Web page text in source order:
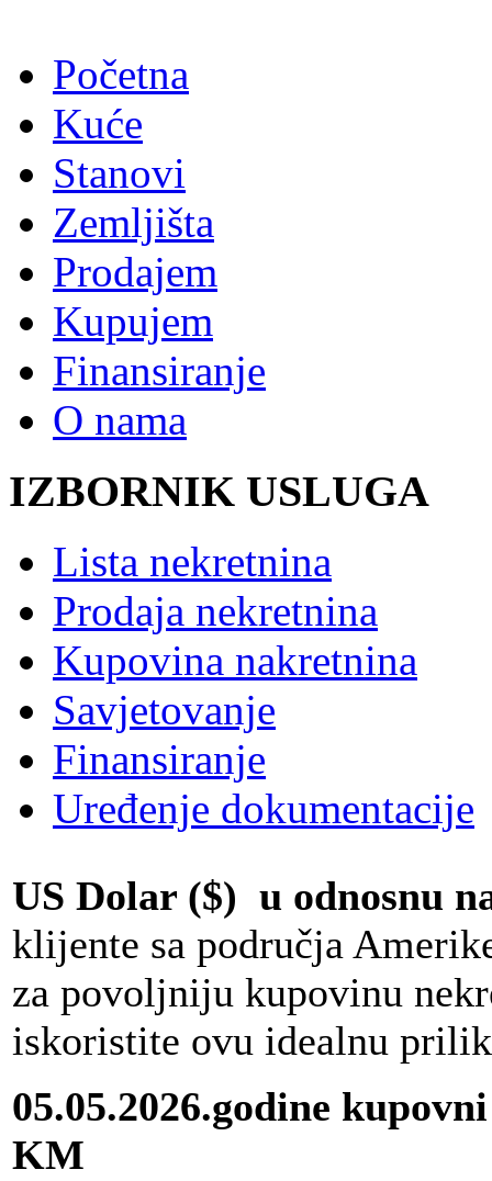
Početna
Kuće
Stanovi
Zemljišta
Prodajem
Kupujem
Finansiranje
O nama
IZBORNIK USLUGA
Lista nekretnina
Prodaja nekretnina
Kupovina nakretnina
Savjetovanje
Finansiranje
Uređenje dokumentacije
US Dolar ($) u odnosnu
klijente sa područja
za povoljniju kupovinu
iskoristite ovu idealnu
05.05.2026.godine
KM